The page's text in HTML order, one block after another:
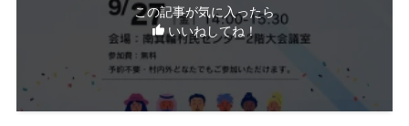
この記事が気に入ったら
いいねしてね！